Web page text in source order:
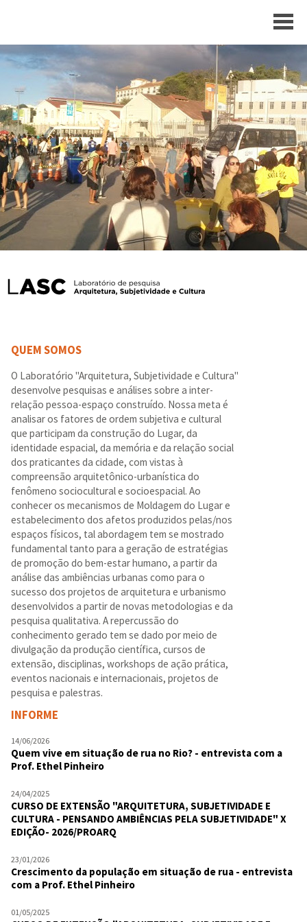
QUEM SOMOS
O Laboratório "Arquitetura, Subjetividade e Cultura"
desenvolve pesquisas e análises sobre a inter-
relação pessoa-espaço construído. Nossa meta é
analisar os fatores de ordem subjetiva e cultural
que participam da construção do Lugar, da
identidade espacial, da memória e da relação social
dos praticantes da cidade, com vistas à
compreensão arquitetônico-urbanística do
fenômeno sociocultural e socioespacial. Ao
conhecer os mecanismos de Moldagem do Lugar e
estabelecimento dos afetos produzidos pelas/nos
espaços físicos, tal abordagem tem se mostrado
fundamental tanto para a geração de estratégias
de promoção do bem-estar humano, a partir da
análise das ambiências urbanas como para o
sucesso dos projetos de arquitetura e urbanismo
desenvolvidos a partir de novas metodologias e da
pesquisa qualitativa. A repercussão do
conhecimento gerado tem se dado por meio de
divulgação da produção científica, cursos de
extensão, disciplinas, workshops de ação prática,
eventos nacionais e internacionais, projetos de
pesquisa e palestras.
INFORME
14/06/2026
Quem vive em situação de rua no Rio? - entrevista com a
Prof. Ethel Pinheiro
24/04/2025
CURSO DE EXTENSÃO "ARQUITETURA, SUBJETIVIDADE E
CULTURA - PENSANDO AMBIÊNCIAS PELA SUBJETIVIDADE" X
EDIÇÃO- 2026/PROARQ
23/01/2026
Crescimento da população em situação de rua - entrevista
com a Prof. Ethel Pinheiro
01/05/2025